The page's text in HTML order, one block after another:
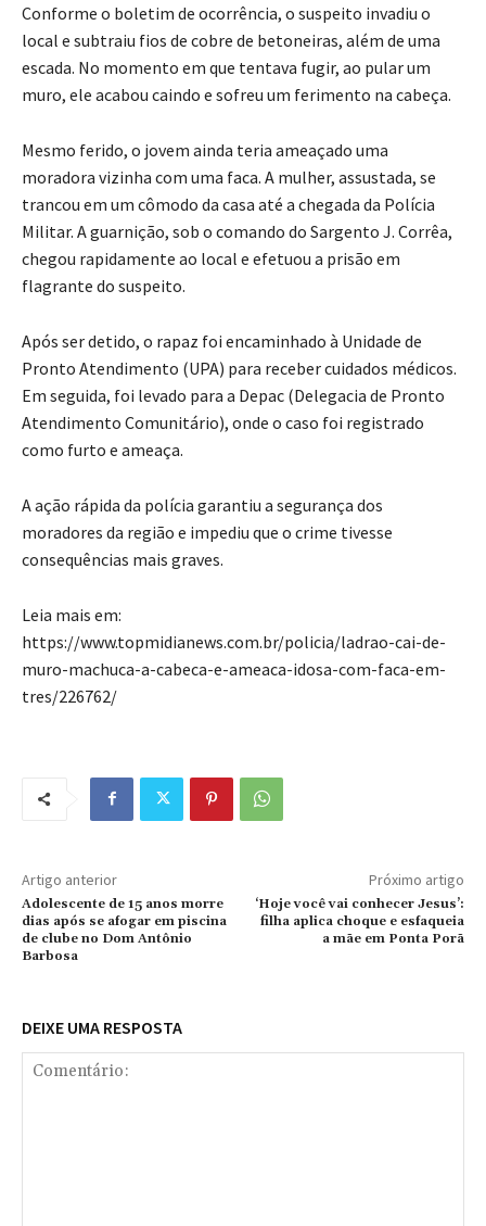
Conforme o boletim de ocorrência, o suspeito invadiu o
local e subtraiu fios de cobre de betoneiras, além de uma
escada. No momento em que tentava fugir, ao pular um
muro, ele acabou caindo e sofreu um ferimento na cabeça.
Mesmo ferido, o jovem ainda teria ameaçado uma
moradora vizinha com uma faca. A mulher, assustada, se
trancou em um cômodo da casa até a chegada da Polícia
Militar. A guarnição, sob o comando do Sargento J. Corrêa,
chegou rapidamente ao local e efetuou a prisão em
flagrante do suspeito.
Após ser detido, o rapaz foi encaminhado à Unidade de
Pronto Atendimento (UPA) para receber cuidados médicos.
Em seguida, foi levado para a Depac (Delegacia de Pronto
Atendimento Comunitário), onde o caso foi registrado
como furto e ameaça.
A ação rápida da polícia garantiu a segurança dos
moradores da região e impediu que o crime tivesse
consequências mais graves.
Leia mais em:
https://www.topmidianews.com.br/policia/ladrao-cai-de-
muro-machuca-a-cabeca-e-ameaca-idosa-com-faca-em-
tres/226762/
Artigo anterior
Adolescente de 15 anos morre
dias após se afogar em piscina
de clube no Dom Antônio
Barbosa
Próximo artigo
‘Hoje você vai conhecer Jesus’:
filha aplica choque e esfaqueia
a mãe em Ponta Porã
DEIXE UMA RESPOSTA